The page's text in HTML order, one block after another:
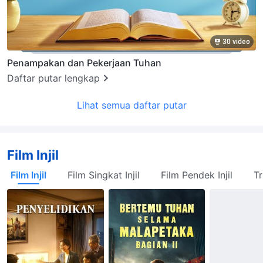
30 video
Penampakan dan Pekerjaan Tuhan
Daftar putar lengkap
Lihat semua daftar putar
Film Injil
Film Injil Film Singkat Injil Film Pendek Injil